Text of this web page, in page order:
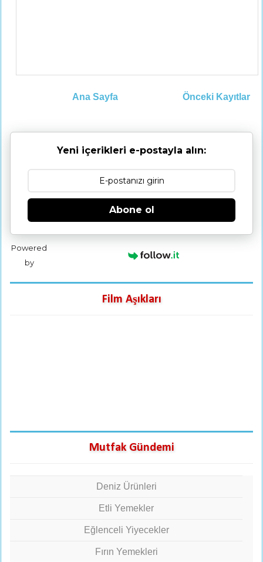
Önceki Kayıtlar
Ana Sayfa
Yeni içerikleri e-postayla alın:
Abone ol
Powered
by
Film Aşıkları
Mutfak Gündemi
Deniz Ürünleri
Etli Yemekler
Eğlenceli Yiyecekler
Fırın Yemekleri